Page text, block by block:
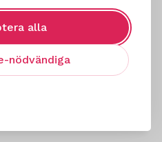
alla
nödvändiga